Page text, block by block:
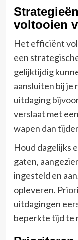
voltooien
Het efficiënt
een
gelijktijdig
aansluiten bij je
uitdaging
verslaat met
wapen dan
Houd dagelijks
gaten,
ingesteld en
opleveren.
uitdagingen
beperkte tijd te